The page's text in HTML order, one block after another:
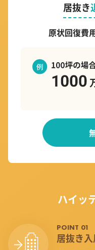
居抜き
原状回復費
ハイッ
POINT 01
居抜き